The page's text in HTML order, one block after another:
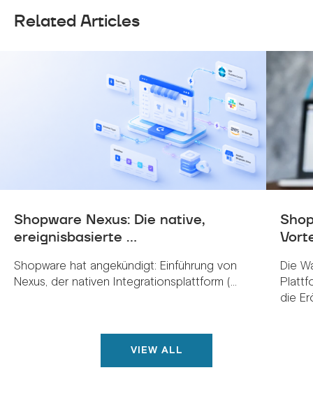
Related Articles
Shopware Nexus: Die native,
ereignisbasierte ...
Shopware hat angekündigt: Einführung von
Nexus, der nativen Integrationsplattform (...
Die
die
VIEW ALL